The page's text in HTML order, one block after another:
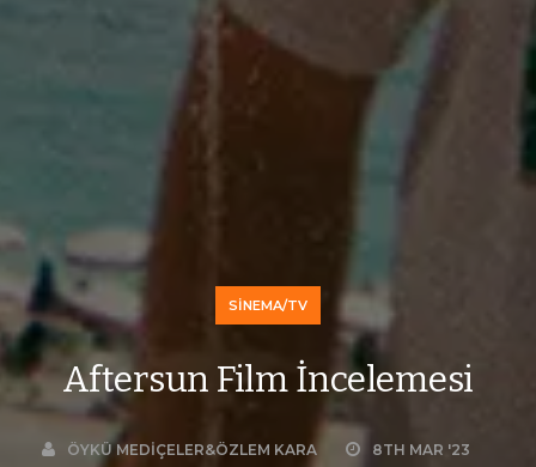
SINEMA/TV
Aftersun Film İncelemesi
ÖYKÜ MEDIÇELER&ÖZLEM KARA
8TH MAR '23